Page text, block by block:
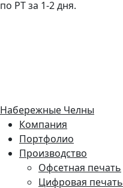
по РТ за 1-2 дня.
Набережные Челны
Компания
Портфолио
Производство
Офсетная печать
Цифровая печать